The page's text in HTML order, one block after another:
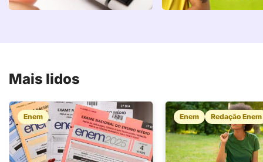
Mais lidos
Enem Enem Redação Enem